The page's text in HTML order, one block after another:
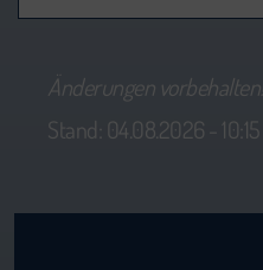
Änderungen vorbehalten!
Stand: 04.08.2026 -